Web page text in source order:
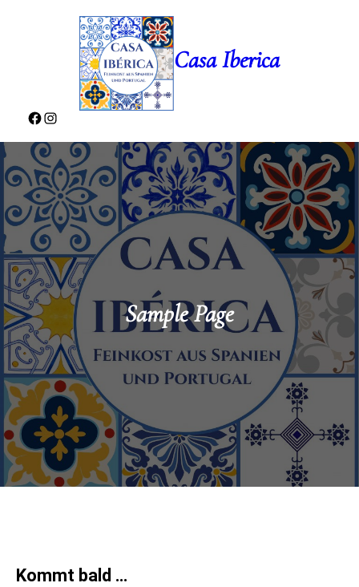
Casa Iberica
Sample Page
Kommt bald …